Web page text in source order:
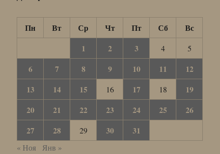
Пн Вт Ср Чт Пт Сб
Вс
1
2 3 4 5
6 7 8 9 10 11
12
13
14 15 16 17 18
19
20
21 22 23 24 25
26
27
28 29 30 31
« Ноя Янв »